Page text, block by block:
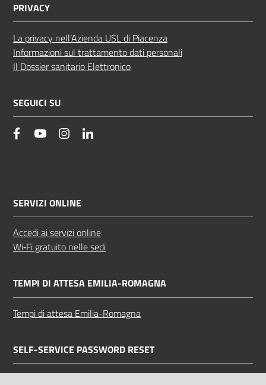
PRIVACY
La privacy nell’Azienda USL di Piacenza
Informazioni sul trattamento dati personali
Il Dossier sanitario Elettronico
SEGUICI SU
facebookYouTube Instagram
SERVIZI ONLINE
Accedi ai servizi online
Wi‑Fi gratuito nelle sedi
TEMPI DI ATTESA EMILIA-ROMAGNA
Tempi di attesa Emilia-Romagna
SELF-SERVICE PASSWORD RESET